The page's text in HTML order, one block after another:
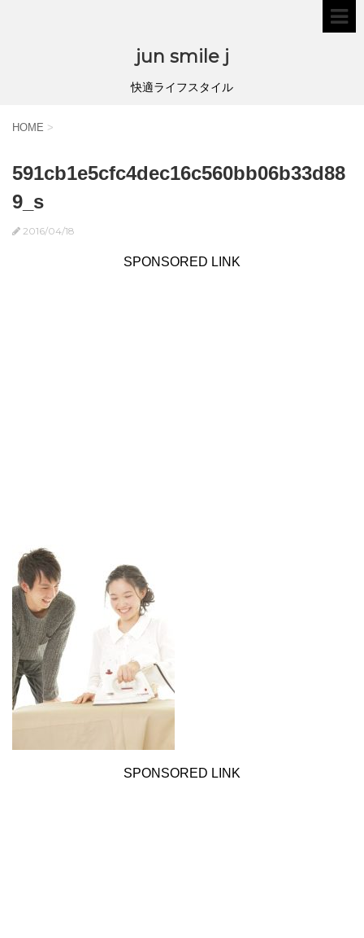
jun smile j
快適ライフスタイル
HOME >
591cb1e5cfc4dec16c560bb06b33d88
9_s
2016/04/18
SPONSORED LINK
SPONSORED LINK